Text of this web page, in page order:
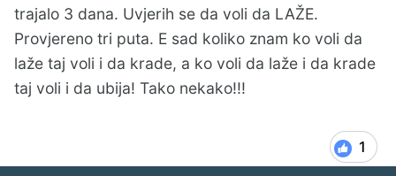
trajalo 3 dana. Uvjerih se da voli da LAŽE.
Provjereno tri puta. E sad koliko znam ko voli da
laže taj voli i da krade, a ko voli da laže i da krade
taj voli i da ubija! Tako nekako!!!
1